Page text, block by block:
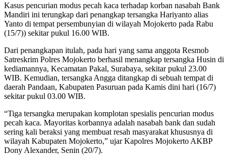
Kasus pencurian modus pecah kaca terhadap korban nasabah Bank
Mandiri ini terungkap dari penangkap tersangka Hariyanto alias
Yanto di tempat persembunyian di wilayah Mojokerto pada Rabu
(15/7)) sekitar pukul 16.00 WIB.
Dari penangkapan itulah, pada hari yang sama anggota Resmob
Satreskrim Polres Mojokerto berhasil menangkap tersangka Husin di
kediamannya, Kecamatan Pakal, Surabaya, sekitar pukul 23.00
WIB. Kemudian, tersangka Angga ditangkap di sebuah tempat di
daerah Pandaan, Kabupaten Pasuruan pada Kamis dini hari (16/7)
sekitar pukul 03.00 WIB.
“Tiga tersangka merupakan komplotan spesialis pencurian modus
pecah kaca. Mayoritas korbannya adalah nasabah bank dan sudah
sering kali beraksi yang membuat resah masyarakat khususnya di
wilayah Kabupaten Mojokerto,” ujar Kapolres Mojokerto AKBP
Dony Alexander, Senin (20/7).